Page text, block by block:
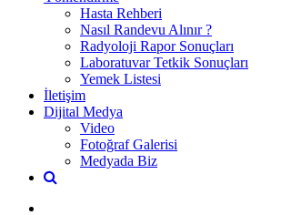
Hasta Rehberi
Nasıl Randevu Alınır ?
Radyoloji Rapor Sonuçları
Laboratuvar Tetkik Sonuçları
Yemek Listesi
İletişim
Dijital Medya
Video
Fotoğraf Galerisi
Medyada Biz